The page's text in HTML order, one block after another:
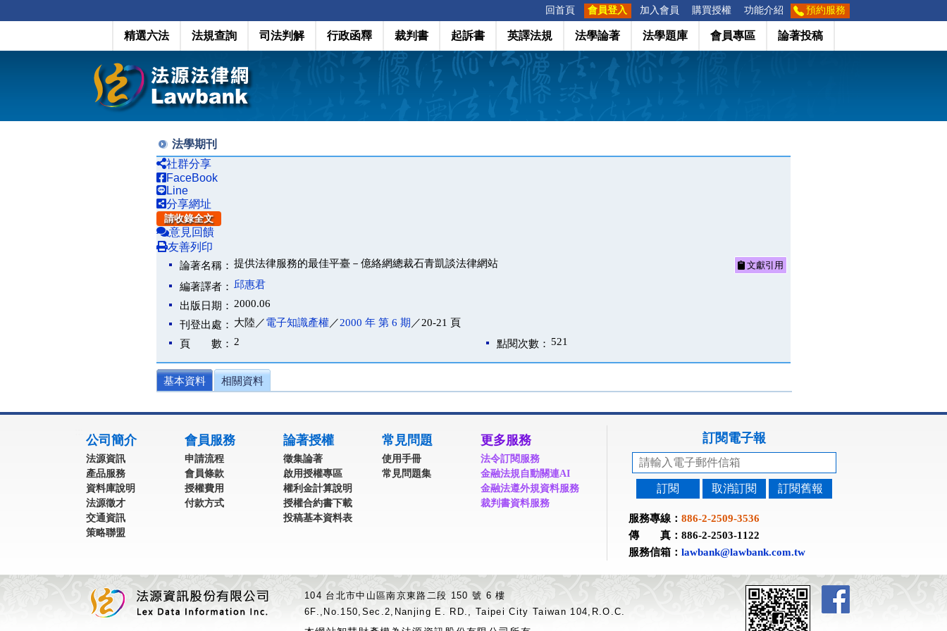
回首頁 會員登入 加入會員 購買授權 功能介紹 預約服務
精選六法 法規查詢 司法判解 行政函釋 裁判書 起訴書 英譯法規 法學論著 法學題庫 會員專區 論著投稿
法學期刊
社群分享
FaceBook
Line
分享網址
請收錄全文
意見回饋
友善列印
論著名稱： 提供法律服務的最佳平臺－億絡網總裁石青凱談法律網站 文獻引用
編著譯者： 邱惠君
出版日期： 2000.06
刊登出處： 大陸／電子知識產權／2000 年 第 6 期 ／20-21 頁
頁 數： 2 點閱次數： 521
基本資料 相關資料
公司簡介
法源資訊
產品服務
資料庫說明
法源徵才
交通資訊
策略聯盟
會員服務
申請流程
會員條款
授權費用
付款方式
論著授權
徵集論著
啟用授權專區
權利金計算說明
授權合約書下載
投稿基本資料表
常見問題
使用手冊
常見問題集
更多服務
法令訂閱服務
金融法規自動關連AI
金融法遵外規資料服務
裁判書資料服務
訂閱電子報
訂閱 取消訂閱 訂閱舊報
服務專線： 886-2-2509-3536
傳 真：886-2-2503-1122
服務信箱： lawbank@lawbank.com.tw
104 台北市中山區南京東路二段 150 號 6 樓
6F.,No.150,Sec.2,Nanjing E. RD., Taipei City Taiwan 104,R.O.C.